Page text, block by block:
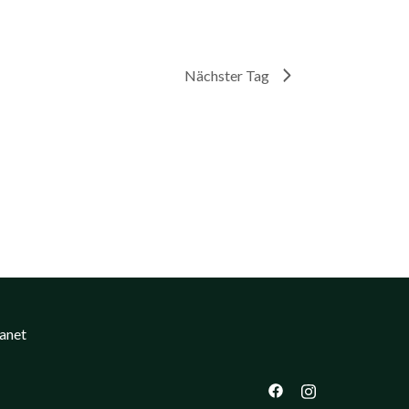
Nächster Tag